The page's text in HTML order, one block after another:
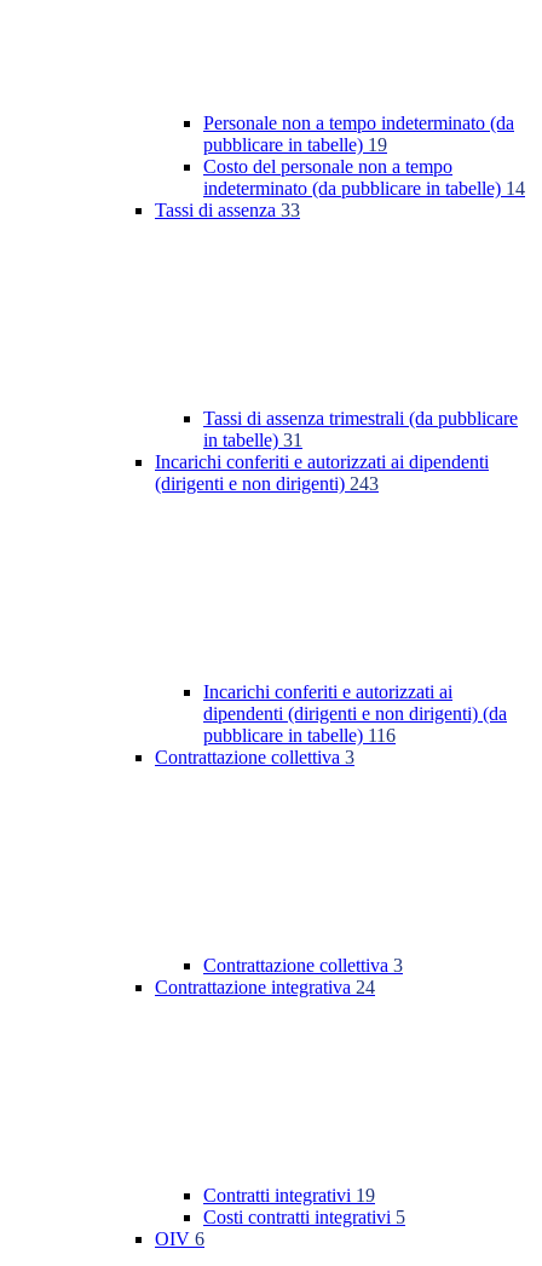
Personale non a tempo indeterminato (da
pubblicare in tabelle) 19
Costo del personale non a tempo
indeterminato (da pubblicare in tabelle) 14
Tassi di assenza 33
Tassi di assenza trimestrali (da pubblicare
in tabelle) 31
Incarichi conferiti e autorizzati ai dipendenti
(dirigenti e non dirigenti) 243
Incarichi conferiti e autorizzati ai
dipendenti (dirigenti e non dirigenti) (da
pubblicare in tabelle) 116
Contrattazione collettiva 3
Contrattazione collettiva 3
Contrattazione integrativa 24
Contratti integrativi 19
Costi contratti integrativi 5
OIV 6